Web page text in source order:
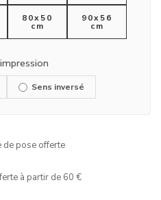
80x50
cm
90x56
cm
Sens inversé
de pose offerte
à partir de 60 €